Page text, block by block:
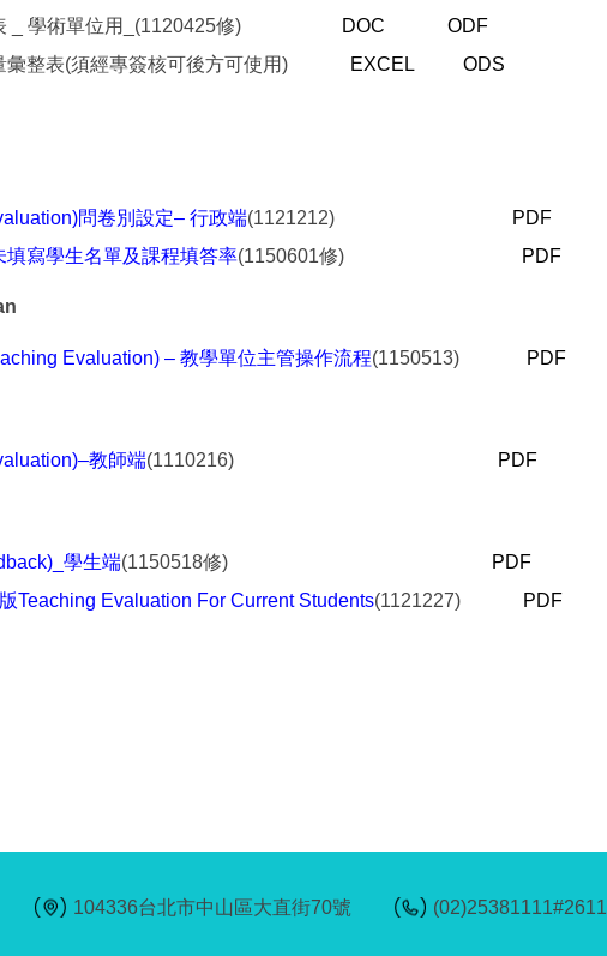
表 _ 學術單位用_(1120425修)
DOC
ODF
量彙整表(須經專簽核可後方可使用)
EXCEL ODS
問卷別設定– 行政端(1121212)
PDF
寫學生名單及課程填答率(1150601修) PDF
Evaluation) – 教學單位主管操作流程(1150513) PDF
教師端(1110216) PDF
學生端(1150518修)
PDF
Teaching Evaluation For Current Students(1121227) PDF
104336台北市中山區大直街70號 (02)25381111#2611